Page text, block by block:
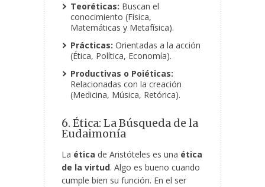
Teoréticas: Buscan el
conocimiento (Física,
Matemáticas y Metafísica).
Prácticas: Orientadas a la acción
(Ética, Política, Economía).
Productivas o Poiéticas:
Relacionadas con la creación
(Medicina, Música, Retórica).
6. Ética: La Búsqueda de la
Eudaimonía
La ética de Aristóteles es una ética
de la virtud. Algo es bueno cuando
cumple bien su función. En el ser